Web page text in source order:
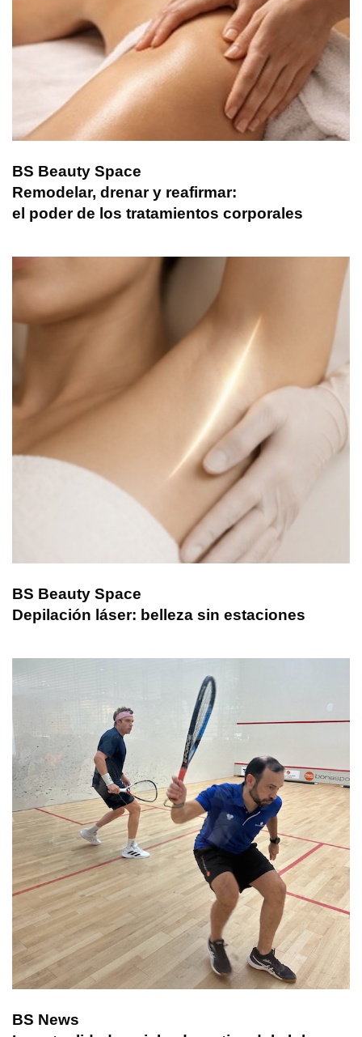
BS Beauty Space
Remodelar, drenar y reafirmar:
el poder de los tratamientos corporales
BS Beauty Space
Depilación láser: belleza sin estaciones
BS News